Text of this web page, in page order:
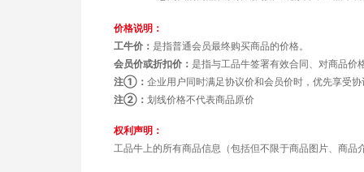
价格说明：
工牛价： 是指普通会员最终购买商品的价格。
会员价或折扣价： 是指与工品牛签署有效合同、对商品价
注①： 企业用户同时满足协议价和会员价时，优先享受协
注②： 划线价格不代表商品原价
权利声明：
工品牛上的所有商品信息（包括但不限于商品图片、商